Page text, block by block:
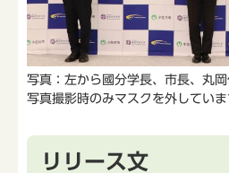
写真：左から國分学長、市長、丸
写真撮影時のみマスクを外していま
リリース文